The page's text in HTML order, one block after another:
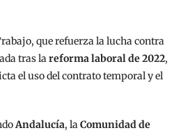
que refuerza la lucha contra
tras lareforma laboral de 2022,
el uso del contrato temporal y el
Andalucía, laComunidad de